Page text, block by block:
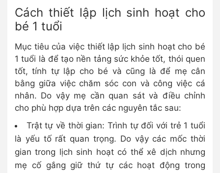
Cách thiết lập lịch sinh hoạt cho
bé 1 tuổi
Mục tiêu của việc thiết lập lịch sinh hoạt cho bé
1 tuổi là để tạo nền tảng sức khỏe tốt, thói quen
tốt, tính tự lập cho bé và cũng là để mẹ cân
bằng giữa việc chăm sóc con và công việc cá
nhân. Do vậy mẹ cần quan sát và điều chỉnh
cho phù hợp dựa trên các nguyên tắc sau:
Trật tự về thời gian: Trình tự đối với trẻ 1 tuổi
là yếu tố rất quan trọng. Do vậy các mốc thời
gian trong lịch sinh hoạt có thể xê dịch nhưng
mẹ cố gắng giữ thứ tự các hoạt động trong